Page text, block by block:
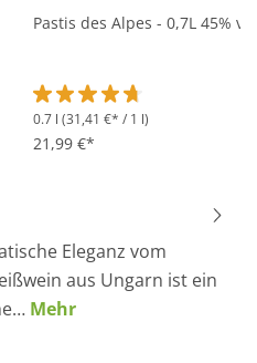
4.5 von 5 Sternen
Pastis des Alpes - 0,7L 45% vol
Durchschnittliche
0.7 l (31,41 €* / 1 l)
21,99 €*
Eleganz vom
aus Ungarn ist ein
Mehr